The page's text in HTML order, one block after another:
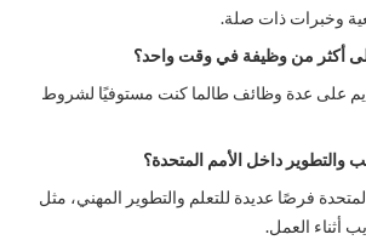
وخبرات ذات صلة.
أكثر من وظيفة في وقت واحد؟
على عدة وظائف طالما كنت مستوفيًا لشروط
داخل الأمم المتحدة؟
فرصًا عديدة للتعلم والتطوير المهني، مثل
أثناء العمل.